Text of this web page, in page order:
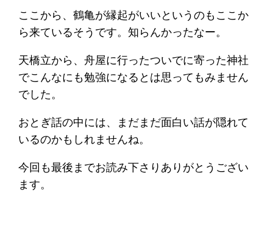
ここから、鶴亀が縁起がいいというのもここか
ら来ているそうです。知らんかったなー。
天橋立から、舟屋に行ったついでに寄った神社
でこんなにも勉強になるとは思ってもみません
でした。
おとぎ話の中には、まだまだ面白い話が隠れて
いるのかもしれませんね。
今回も最後までお読み下さりありがとうござい
ます。